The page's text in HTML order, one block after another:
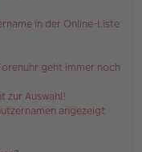
in der Online-Liste
geht immer noch
zur Auswahl!
angezeigt